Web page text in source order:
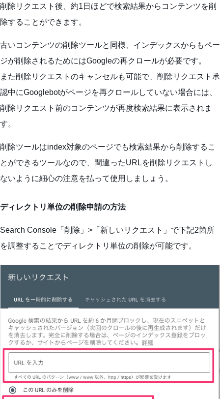
削除リクエスト後、約1日ほどで検索結果からコンテンツを削
除することができます。
古いコンテンツの削除ツールと同様、インデックスからもペー
ジが削除されるためにはGoogleの再クロールが必要です。
また削除リクエストのキャンセルも可能で、削除リクエスト承
認中にGooglebotがページを再クロールしていない場合には、
削除リクエスト前のコンテンツが再度検索結果に表示されま
す。
削除ツールはindex対象のページでも検索結果から削除するこ
とができるツールなので、間違ったURLを削除リクエストし
ないように細心の注意を払って使用しましょう。
ディレクトリ単位の削除申請の方法
Search Console「削除」>「新しいリクエスト」で下記2箇所
を調整することでディレクトリ単位の削除が可能です。